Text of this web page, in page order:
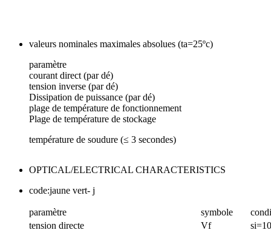
valeurs nominales maximales absolues (ta=25ºc)
paramètre
courant direct (par dé)
tension inverse (par dé)
Dissipation de puissance (par dé)
plage de température de fonctionnement
Plage de température de stockage
température de soudure (≤ 3 secondes)
OPTICAL/ELECTRICAL CHARACTERISTICS
code:jaune vert- j
paramètre symbole
tension directe
Vf